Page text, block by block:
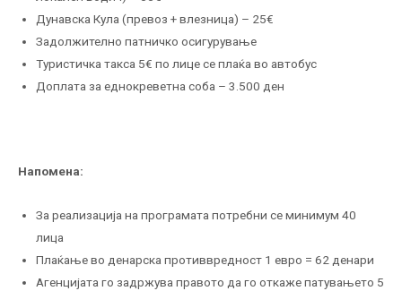
Дунавска Кула (превоз + влезница) – 25€
Задолжително патничко осигурување
Туристичка такса 5€ по лице се плаќа во автобус
Доплата за еднокреветна соба – 3.500 ден
Напомена:
За реализација на програмата потребни се минимум 40
лица
Плаќање во денарска противвредност 1 евро = 62 денари
Агенцијата го задржува правото да го откаже патувањето 5